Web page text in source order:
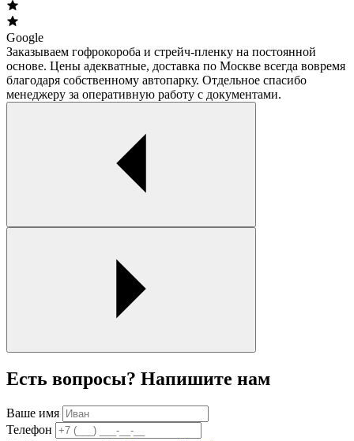
Google
Заказываем гофрокороба и стрейч-пленку на постоянной
основе. Цены адекватные, доставка по Москве всегда вовремя
благодаря собственному автопарку. Отдельное спасибо
менеджеру за оперативную работу с документами.
Есть вопросы? Напишите нам
Ваше имя
Телефон